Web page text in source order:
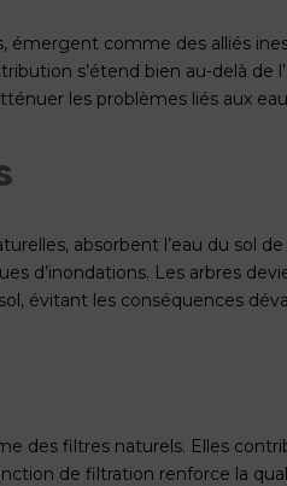
émergent comme des alliés
s’étend bien au-delà de
les problèmes liés aux
absorbent l’eau du sol
d’inondations. Les arbres
évitant les conséquences
des filtres naturels. Elles
de filtration renforce la